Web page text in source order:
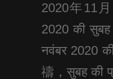
2020年11
2020 की सुबह
नवंबर 2020 की
禱，सुबह की